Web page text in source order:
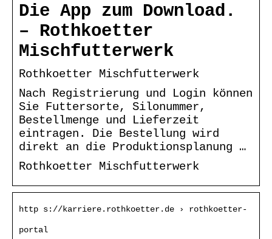
Die App zum Download.
– Rothkoetter
Mischfutterwerk
Rothkoetter Mischfutterwerk
Nach Registrierung und Login können
Sie Futtersorte, Silonummer,
Bestellmenge und Lieferzeit
eintragen. Die Bestellung wird
direkt an die Produktionsplanung …
Rothkoetter Mischfutterwerk
http s://karriere.rothkoetter.de › rothkoetter-
portal